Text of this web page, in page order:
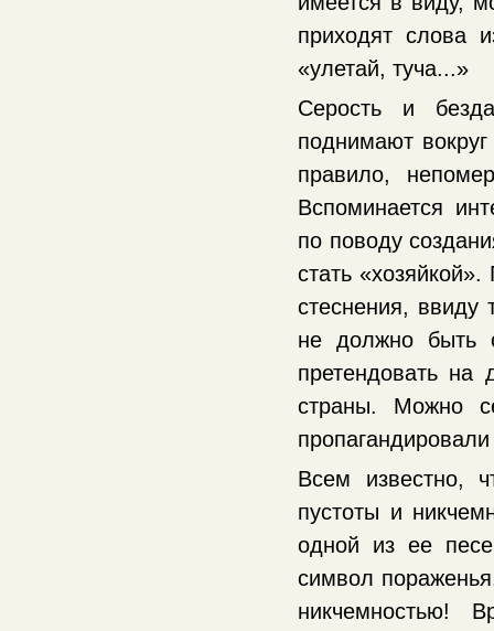
приходят слова
«улетай, туча...»
Серость и
поднимают
правило,
Вспоминается
по поводу
стать
стеснения, ввиду
не должно быть
претендовать на
страны. Можно
Всем известно,
пустоты и
одной из ее
символ
никчемностью!